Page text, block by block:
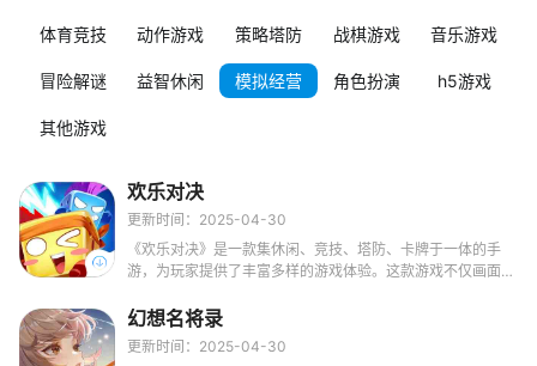
体育竞技 动作游戏 策略塔防 战棋游戏 音乐游戏
冒险解谜 益智休闲 模拟经营 角色扮演 h5游戏
其他游戏
欢乐对决
更新时间：2025-04-30
《欢乐对决》是一款集休闲、竞技、塔防、卡牌于一体的手
游，为玩家提供了丰富多样的游戏体验。这款游戏不仅画面清
防、对战等多种元素，让玩家在轻松愉快的氛围中享受游戏的
乐趣。
幻想名将录
更新时间：2025-04-30